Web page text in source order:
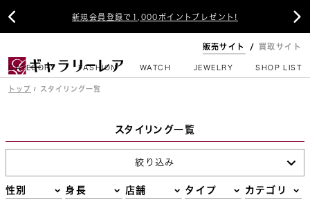
新規会員登録で1,000ポイントプレゼント!
 
販売サイト 買取サイト
CATEGORY FASHION WATCH JEWELRY SHOP LIST
トップ スタイリング一覧
スタイリング一覧
絞り込み
性別 身長 店舗 タイプ カテゴリ